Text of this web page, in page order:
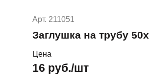
Арт. 211051
Заглушка на трубу
Цена
16 руб./шт